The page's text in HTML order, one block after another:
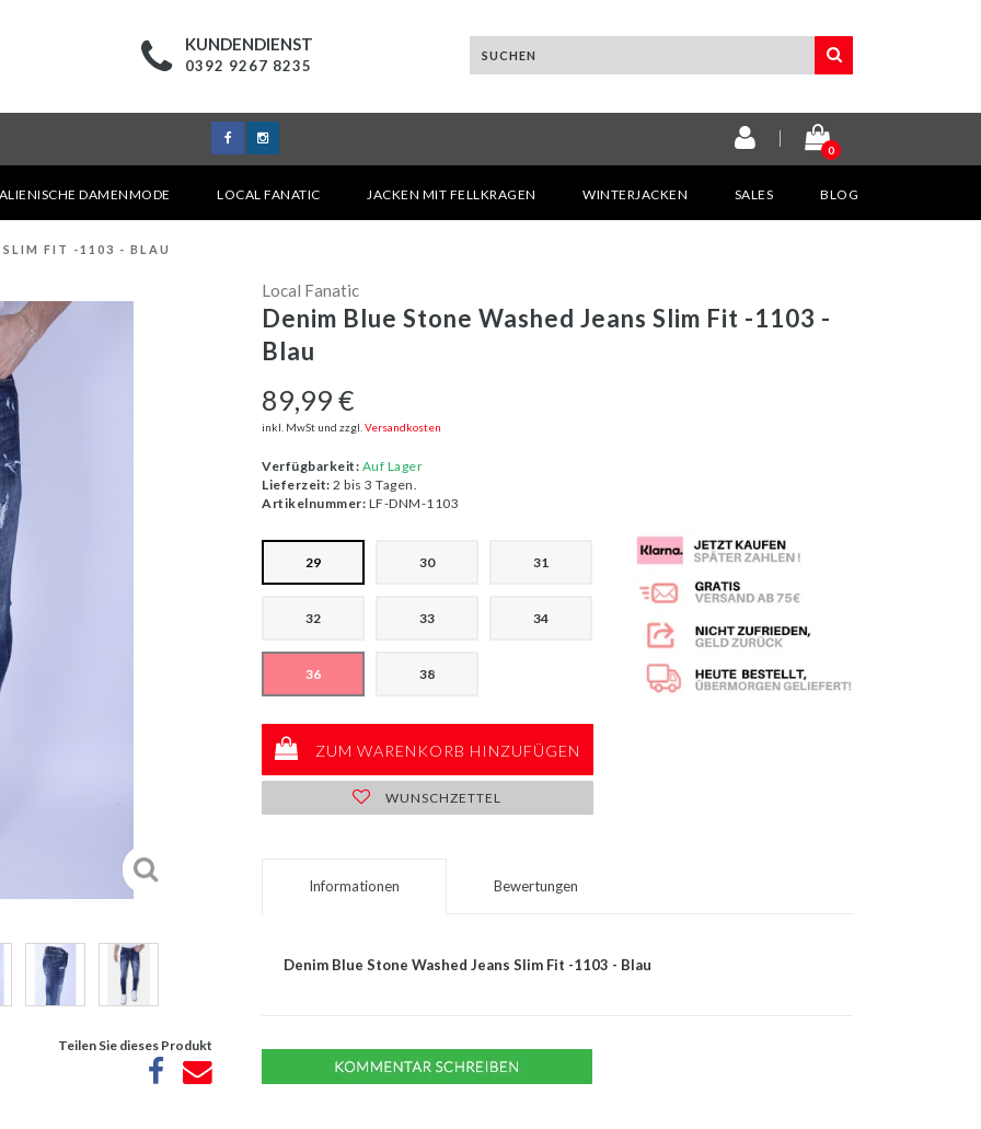
KUNDENDIENST
0392 9267 8235
0
DAMENMODE LOCAL FANATIC JACKEN MIT FELLKRAGEN WINTERJACKEN SALES BLOG
SLIM FIT -1103 - BLAU
Teilen Sie dieses Produkt
Local Fanatic
Denim Blue Stone Washed Jeans Slim Fit -1103 -
Blau
89,99 €
inkl. MwSt und zzgl. Versandkosten
Verfügbarkeit: Auf Lager
Lieferzeit: 2 bis 3 Tagen.
Artikelnummer: LF-DNM-1103
29 30 31
32 33 34
36 38
ZUM WARENKORB HINZUFÜGEN
WUNSCHZETTEL
Informationen Bewertungen
Denim Blue Stone Washed Jeans Slim Fit -1103 - Blau